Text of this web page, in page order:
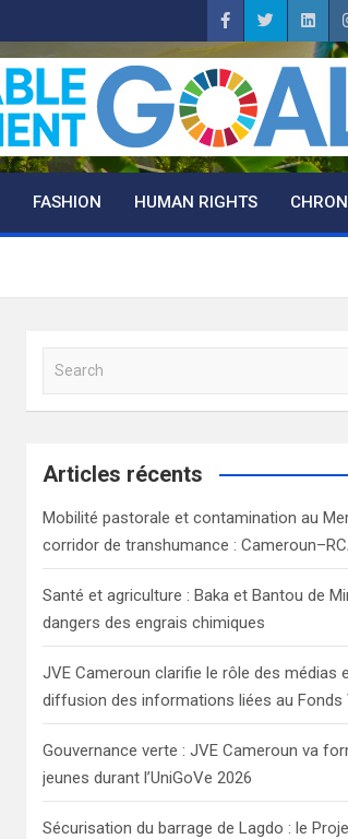
FASHION HUMAN RIGHTS
a
c
Articles récents
Mobilité pastorale et contamination au
corridor de transhumance :
Santé et agriculture : Baka et Bantou de
dangers des engrais chimiques
JVE Cameroun clarifie le rôle des médias
diffusion des informations liées au Fonds
Gouvernance verte : JVE Cameroun va
jeunes durant l’UniGoVe 2026
Sécurisation du barrage de Lagdo : le